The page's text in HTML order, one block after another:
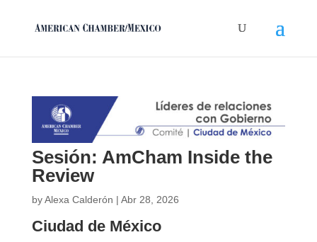
Sesión: AmCham Inside the
Review
byAlexa Calderón | Abr 28, 2026
Ciudad de México